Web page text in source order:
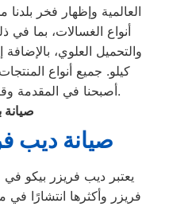
العالمية وإظهار فخر
أنواع الغسالات، بما في
كيلو. جميع أنواع
أصبحنا في المقدمة وقادة في سوق الشركات بأكمله.
صيانة ديب
يعتبر ديب فريزر بيكو
فريزر وأكثرها انتشارًا في